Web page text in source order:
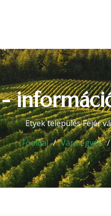
Etyek település Fejér
Főoldal
Vármegyék